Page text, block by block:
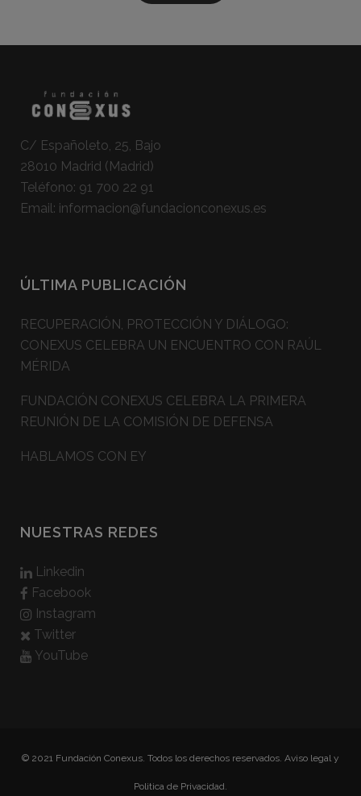
C/ Españoleto, 25, Bajo
28010 Madrid (Madrid)
Teléfono: 91 700 22 91
Email: informacion@fundacionconexus.es
ÚLTIMA PUBLICACIÓN
RECUPERACIÓN, PROTECCIÓN Y DIÁLOGO:
CONEXUS CELEBRA UN ENCUENTRO CON RAÚL
MÉRIDA
FUNDACIÓN CONEXUS CELEBRA LA PRIMERA
REUNIÓN DE LA COMISIÓN DE DEFENSA
HABLAMOS CON EY
NUESTRAS REDES
Linkedin
Facebook
Instagram
Twitter
YouTube
© 2021 Fundación Conexus. Todos los derechos reservados. Aviso legal y
Politica de Privacidad.